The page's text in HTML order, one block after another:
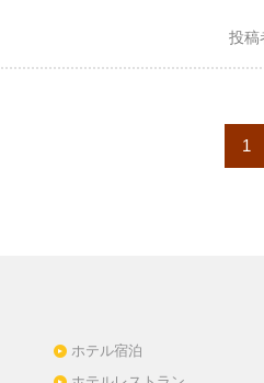
投稿
1
ホテル宿泊